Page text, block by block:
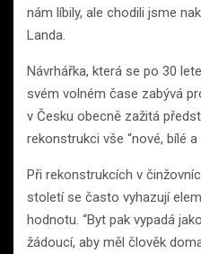
nám líbily, ale chodili jsme
Landa.
Návrhářka, která se po 30
svém volném čase zabývá
v Česku obecně zažitá
rekonstrukci vše “nové, bílé a
Při rekonstrukcích v
století se často vyhazují
hodnotu. “Byt pak vypadá
žádoucí, aby měl člověk